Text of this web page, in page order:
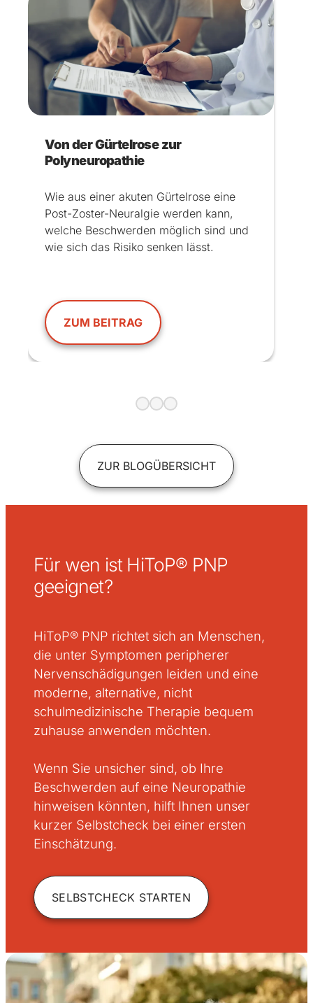
Von der Gürtelrose zur
Polyneuropathie
Wie aus einer akuten Gürtelrose eine
Post-Zoster-Neuralgie werden kann,
welche Beschwerden möglich sind und
wie sich das Risiko senken lässt.
ZUM BEITRAG
ZUR BLOGÜBERSICHT
Für wen ist HiToP® PNP
geeignet?
HiToP® PNP richtet sich an Menschen,
die unter Symptomen peripherer
Nervenschädigungen leiden und eine
moderne, alternative, nicht
schulmedizinische Therapie bequem
zuhause anwenden möchten.
Wenn Sie unsicher sind, ob Ihre
Beschwerden auf eine Neuropathie
hinweisen könnten, hilft Ihnen unser
kurzer Selbstcheck bei einer ersten
Einschätzung.
SELBSTCHECK STARTEN